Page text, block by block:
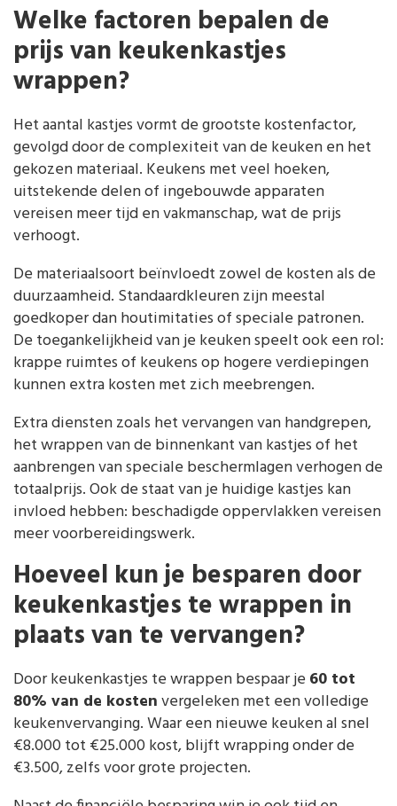
Welke factoren bepalen de
prijs van keukenkastjes
wrappen?
Het aantal kastjes vormt de grootste kostenfactor,
gevolgd door de complexiteit van de keuken en het
gekozen materiaal. Keukens met veel hoeken,
uitstekende delen of ingebouwde apparaten
vereisen meer tijd en vakmanschap, wat de prijs
verhoogt.
De materiaalsoort beïnvloedt zowel de kosten als de
duurzaamheid. Standaardkleuren zijn meestal
goedkoper dan houtimitaties of speciale patronen.
De toegankelijkheid van je keuken speelt ook een rol:
krappe ruimtes of keukens op hogere verdiepingen
kunnen extra kosten met zich meebrengen.
Extra diensten zoals het vervangen van handgrepen,
het wrappen van de binnenkant van kastjes of het
aanbrengen van speciale beschermlagen verhogen de
totaalprijs. Ook de staat van je huidige kastjes kan
invloed hebben: beschadigde oppervlakken vereisen
meer voorbereidingswerk.
Hoeveel kun je besparen door
keukenkastjes te wrappen in
plaats van te vervangen?
Door keukenkastjes te wrappen bespaar je 60 tot
80% van de kostenvergeleken met een volledige
keukenvervanging. Waar een nieuwe keuken al snel
€8.000 tot €25.000 kost, blijft wrapping onder de
€3.500, zelfs voor grote projecten.